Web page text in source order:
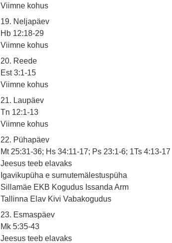
Viimne kohus
19. Neljapäev
Hb 12:18-29
Viimne kohus
20. Reede
Est 3:1-15
Viimne kohus
21. Laupäev
Tn 12:1-13
Viimne kohus
22. Pühapäev
Mt 25:31-36; Hs 34:11-17; Ps 23:1-6; 1Ts 4:13-17
Jeesus teeb elavaks
Igavikupüha e surnutemälestuspüha
Sillamäe EKB Kogudus Issanda Arm
Tallinna Elav Kivi Vabakogudus
23. Esmaspäev
Mk 5:35-43
Jeesus teeb elavaks